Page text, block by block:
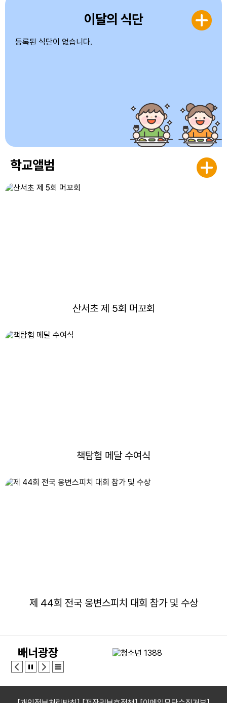
이달의 식단
등록된 식단이 없습니다.
학교앨범
산서초 제 5회 머꼬회
책탐험 메달 수여식
제 44회 전국 웅변스피치 대회 참가 및 수상
배너광장